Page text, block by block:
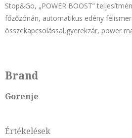
Stop&Go, „POWER BOOST”
főzőzónán, automatikus edény
összekapcsolással,gyerekzár, power
Brand
Gorenje
Értékelések